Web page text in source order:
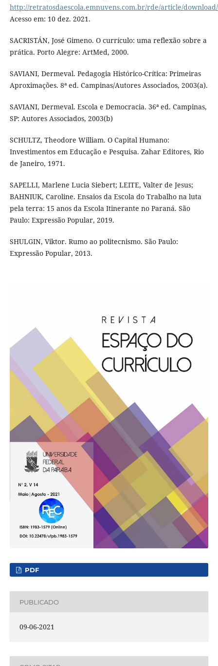
http://retratosdaescola.emnuvens.com.br/rde/article/
Acesso em: 10 dez. 2021.
SACRISTÁN, José Gimeno. O currículo: uma reflexão sobre a
prática. Porto Alegre: ArtMed, 2000.
SAVIANI, Dermeval. Pedagogia Histórico-Crítica: Primeiras
Aproximações. 8ª ed. Campinas/Autores Associados, 2003(a).
SAVIANI, Dermeval. Escola e Democracia. 36ª ed. Campinas,
SP: Autores Associados, 2003(b)
SCHULTZ, Theodore William. O Capital Humano:
Investimentos em Educação e Pesquisa. Zahar Editores, Rio
de Janeiro, 1971.
SAPELLI, Marlene Lucia Siebert; LEITE, Valter de Jesus;
BAHNIUK, Caroline. Ensaios da Escola do Trabalho na luta
pela terra: 15 anos da Escola Itinerante no Paraná. São
Paulo: Expressão Popular, 2019.
SHULGIN, Viktor. Rumo ao politecnismo. São Paulo:
Expressão Popular, 2013.
PDF
PUBLICADO
09-06-2021